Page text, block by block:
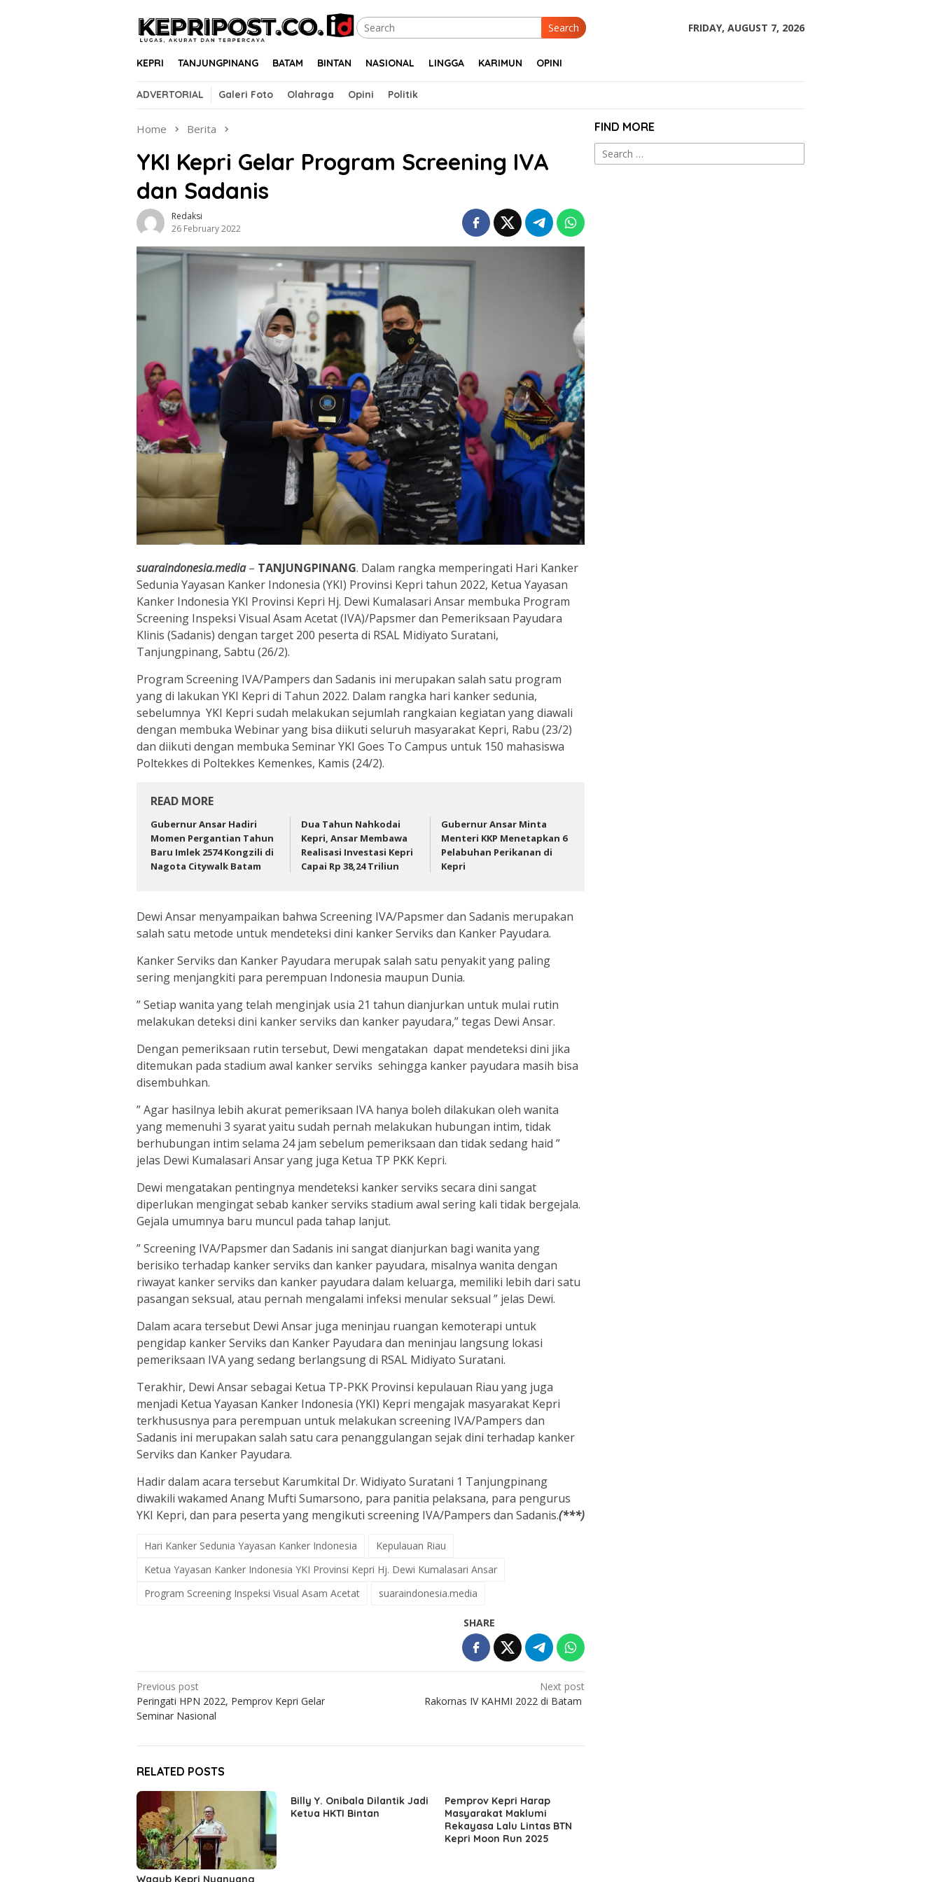
Search FRIDAY, AUGUST 7, 2026
KEPRI TANJUNGPINANG BATAM BINTAN NASIONAL LINGGA KARIMUN OPINI
ADVERTORIAL Galeri Foto Olahraga Opini Politik
Home Berita
YKI Kepri Gelar Program Screening IVA
dan Sadanis
Redaksi
26 February 2022
suaraindonesia.media– TANJUNGPINANG. Dalam rangka memperingati Hari Kanker
Sedunia Yayasan Kanker Indonesia (YKI) Provinsi Kepri tahun 2022, Ketua Yayasan
Kanker Indonesia YKI Provinsi Kepri Hj. Dewi Kumalasari Ansar membuka Program
Screening Inspeksi Visual Asam Acetat (IVA)/Papsmer dan Pemeriksaan Payudara
Klinis (Sadanis) dengan target 200 peserta di RSAL Midiyato Suratani,
Tanjungpinang, Sabtu (26/2).
Program Screening IVA/Pampers dan Sadanis ini merupakan salah satu program
yang di lakukan YKI Kepri di Tahun 2022. Dalam rangka hari kanker sedunia,
sebelumnya YKI Kepri sudah melakukan sejumlah rangkaian kegiatan yang diawali
dengan membuka Webinar yang bisa diikuti seluruh masyarakat Kepri, Rabu (23/2)
dan diikuti dengan membuka Seminar YKI Goes To Campus untuk 150 mahasiswa
Poltekkes di Poltekkes Kemenkes, Kamis (24/2).
READ MORE
Gubernur Ansar Hadiri
Momen Pergantian Tahun
Baru Imlek 2574 Kongzili di
Nagota Citywalk Batam
Dua Tahun Nahkodai
Kepri, Ansar Membawa
Realisasi Investasi Kepri
Capai Rp 38,24 Triliun
Gubernur Ansar Minta
Menteri KKP Menetapkan 6
Pelabuhan Perikanan di
Kepri
Dewi Ansar menyampaikan bahwa Screening IVA/Papsmer dan Sadanis merupakan
salah satu metode untuk mendeteksi dini kanker Serviks dan Kanker Payudara.
Kanker Serviks dan Kanker Payudara merupak salah satu penyakit yang paling
sering menjangkiti para perempuan Indonesia maupun Dunia.
” Setiap wanita yang telah menginjak usia 21 tahun dianjurkan untuk mulai rutin
melakukan deteksi dini kanker serviks dan kanker payudara,” tegas Dewi Ansar.
Dengan pemeriksaan rutin tersebut, Dewi mengatakan dapat mendeteksi dini jika
ditemukan pada stadium awal kanker serviks sehingga kanker payudara masih bisa
disembuhkan.
” Agar hasilnya lebih akurat pemeriksaan IVA hanya boleh dilakukan oleh wanita
yang memenuhi 3 syarat yaitu sudah pernah melakukan hubungan intim, tidak
berhubungan intim selama 24 jam sebelum pemeriksaan dan tidak sedang haid ”
jelas Dewi Kumalasari Ansar yang juga Ketua TP PKK Kepri.
Dewi mengatakan pentingnya mendeteksi kanker serviks secara dini sangat
diperlukan mengingat sebab kanker serviks stadium awal sering kali tidak bergejala.
Gejala umumnya baru muncul pada tahap lanjut.
” Screening IVA/Papsmer dan Sadanis ini sangat dianjurkan bagi wanita yang
berisiko terhadap kanker serviks dan kanker payudara, misalnya wanita dengan
riwayat kanker serviks dan kanker payudara dalam keluarga, memiliki lebih dari satu
pasangan seksual, atau pernah mengalami infeksi menular seksual ” jelas Dewi.
Dalam acara tersebut Dewi Ansar juga meninjau ruangan kemoterapi untuk
pengidap kanker Serviks dan Kanker Payudara dan meninjau langsung lokasi
pemeriksaan IVA yang sedang berlangsung di RSAL Midiyato Suratani.
Terakhir, Dewi Ansar sebagai Ketua TP-PKK Provinsi kepulauan Riau yang juga
menjadi Ketua Yayasan Kanker Indonesia (YKI) Kepri mengajak masyarakat Kepri
terkhususnya para perempuan untuk melakukan screening IVA/Pampers dan
Sadanis ini merupakan salah satu cara penanggulangan sejak dini terhadap kanker
Serviks dan Kanker Payudara.
Hadir dalam acara tersebut Karumkital Dr. Widiyato Suratani 1 Tanjungpinang
diwakili wakamed Anang Mufti Sumarsono, para panitia pelaksana, para pengurus
YKI Kepri, dan para peserta yang mengikuti screening IVA/Pampers dan Sadanis.(***)
Hari Kanker Sedunia Yayasan Kanker Indonesia
Kepulauan Riau
Ketua Yayasan Kanker Indonesia YKI Provinsi Kepri Hj. Dewi Kumalasari Ansar
Program Screening Inspeksi Visual Asam Acetat
suaraindonesia.media
SHARE
Post
navigation
Previous post
Peringati HPN 2022, Pemprov Kepri Gelar
Seminar Nasional
Next post
Rakornas IV KAHMI 2022 di Batam
RELATED POSTS
Wagub Kepri Nyanyang
Billy Y. Onibala Dilantik Jadi
Ketua HKTI Bintan
Pemprov Kepri Harap
Masyarakat Maklumi
Rekayasa Lalu Lintas BTN
Kepri Moon Run 2025
FIND MORE
Search
for: